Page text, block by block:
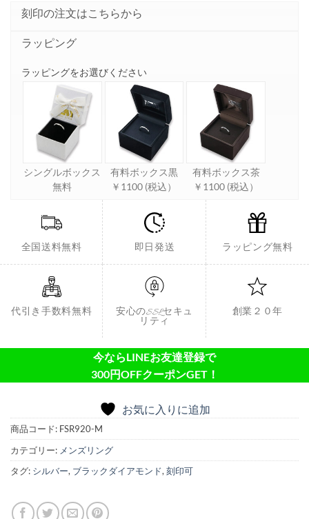
刻印の注文はこちらから
ラッピング
ラッピングをお選びください
シングルボックス
無料
有料ボックス黒
￥1100 (税込）
有料ボックス茶
￥1100 (税込）
全国送料無料 即日発送 ラッピング無料
代引き手数料無料
安心のSSLセキュ
リティ
創業２０年
今ならLINEお友達登録で
300円OFFクーポンGET！
お気に入りに追加
商品コード: FSR920-M
カテゴリー: メンズリング
タグ: シルバー, ブラックダイアモンド, 刻印可